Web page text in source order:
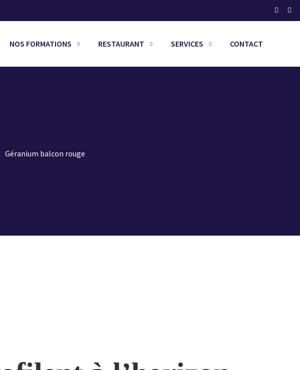
NOS FORMATIONS RESTAURANT SERVICES CONTACT
Géranium balcon rouge